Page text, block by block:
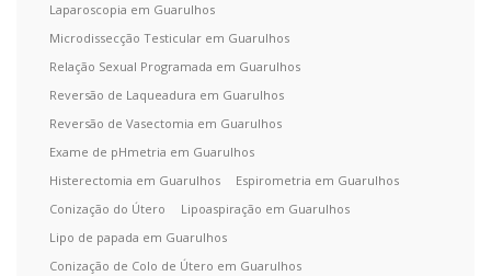
Laparoscopia em Guarulhos
Microdissecção Testicular em Guarulhos
Relação Sexual Programada em Guarulhos
Reversão de Laqueadura em Guarulhos
Reversão de Vasectomia em Guarulhos
Exame de pHmetria em Guarulhos
Histerectomia em Guarulhos
Espirometria em Guarulhos
Conização do Útero
Lipoaspiração em Guarulhos
Lipo de papada em Guarulhos
Conização de Colo de Útero em Guarulhos